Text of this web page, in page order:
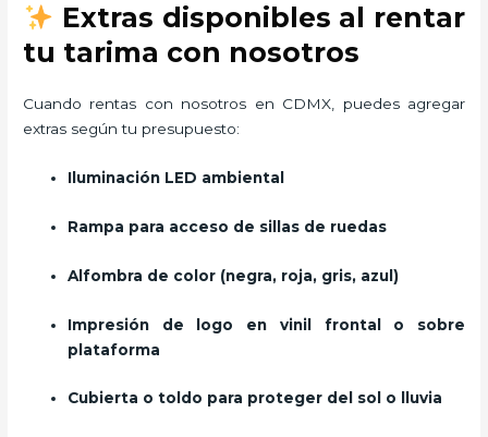
Extras disponibles al rentar
tu tarima con nosotros
Cuando rentas con nosotros en CDMX, puedes agregar
extras según tu presupuesto:
Iluminación LED ambiental
Rampa para acceso de sillas de ruedas
Alfombra de color (negra, roja, gris, azul)
Impresión de logo en vinil frontal o sobre
plataforma
Cubierta o toldo para proteger del sol o lluvia